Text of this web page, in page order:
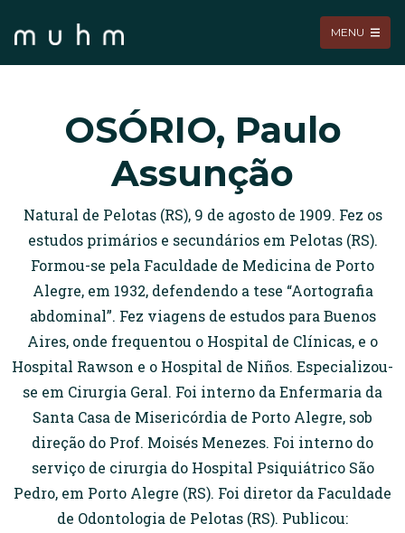
MENU
OSÓRIO, Paulo
Assunção
Natural de Pelotas (RS), 9 de agosto de 1909. Fez os
estudos primários e secundários em Pelotas (RS).
Formou-se pela Faculdade de Medicina de Porto
Alegre, em 1932, defendendo a tese “Aortografia
abdominal”. Fez viagens de estudos para Buenos
Aires, onde frequentou o Hospital de Clínicas, e o
Hospital Rawson e o Hospital de Niños. Especializou-
se em Cirurgia Geral. Foi interno da Enfermaria da
Santa Casa de Misericórdia de Porto Alegre, sob
direção do Prof. Moisés Menezes. Foi interno do
serviço de cirurgia do Hospital Psiquiátrico São
Pedro, em Porto Alegre (RS). Foi diretor da Faculdade
de Odontologia de Pelotas (RS). Publicou: